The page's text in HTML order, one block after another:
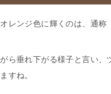
レンジ色に輝くのは、通称
ら垂れ下がる様子と言い
すね。